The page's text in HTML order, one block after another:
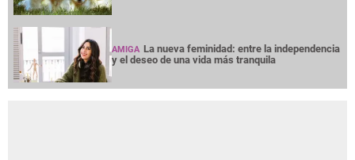
AMIGA La nueva feminidad: entre la independencia
y el deseo de una vida más tranquila